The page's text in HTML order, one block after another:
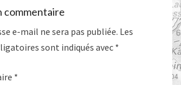
commentaire
e-mail ne sera pas publiée. Les
sont indiqués avec *
*